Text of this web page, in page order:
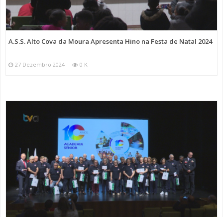
A.S.S. Alto Cova da Moura Apresenta Hino na Festa de Natal 2024
27 Dezembro 2024 0 K